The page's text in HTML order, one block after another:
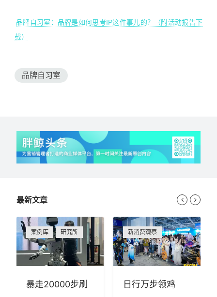
品牌自习室：品牌是如何思考IP这件事儿的？（附活动报告下
载）
品牌自习室
最新文章
案例库 研究所
暴走20000步刷
新消费观察
日行万步领鸡
 